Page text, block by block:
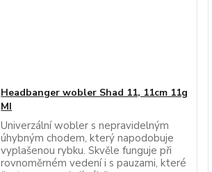
Headbanger wobler Shad 11, 11cm 11g
MI
Univerzální wobler s nepravidelným
úhybným chodem, který napodobuje
vyplašenou rybku. Skvěle funguje při
rovnoměrném vedení i s pauzami, které